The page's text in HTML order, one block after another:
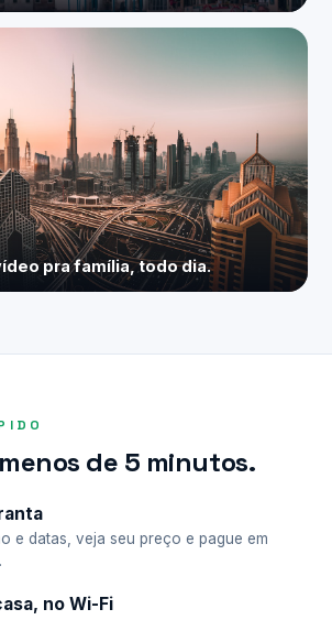
pra família, todo dia.
de 5 minutos.
e datas, veja seu preço e pague em
no Wi-Fi